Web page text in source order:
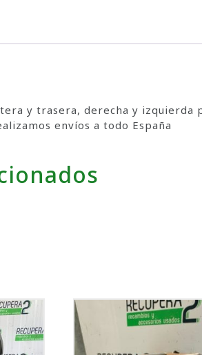
y trasera, derecha y izquierda
envíos a todo España